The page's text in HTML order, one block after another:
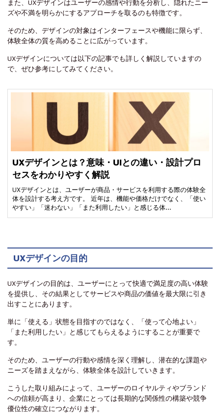
また、UXデザインはユーザーの感情や行動を分析し、隠れたニー
ズや不満を明らかにするアプローチを取るのも特徴です。
そのため、デザインの対象はインターフェースや機能に限らず、
体験全体の質を高めることに広がっています。
UXデザインについては以下の記事でも詳しく解説していますの
で、ぜひ参考にしてみてください。
UXデザインとは？意味・UIとの違い・設計プロ
セスをわかりやすく解説
UXデザインとは、ユーザーが商品・サービスを利用する際の体験全
体を設計する考え方です。 近年は、機能や価格だけでなく、「使い
やすい」「迷わない」「また利用したい」と感じる体…
UXデザインの目的
UXデザインの目的は、ユーザーにとって快適で満足度の高い体験
を提供し、その結果としてサービスや商品の価値を最大限に引き
出すことにあります。
単に「使える」状態を目指すのではなく、「使って心地よい」
「また利用したい」と感じてもらえるようにすることが重要で
す。
そのため、ユーザーの行動や感情を深く理解し、潜在的な課題や
ニーズを踏まえながら、体験全体を設計していきます。
こうした取り組みによって、ユーザーのロイヤルティやブランド
への信頼が高まり、企業にとっては長期的な関係性の構築や競争
優位性の確立につながります。